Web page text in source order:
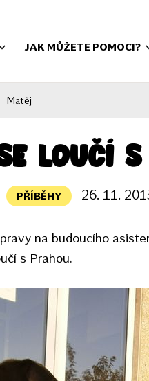
JAK MŮŽETE POMOCI?
Matěj
loučí
PŘÍBĚHY 26. 11.
na budoucího
s Prahou.